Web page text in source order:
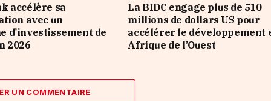
accélère sa
avec un
d’investissement de
2026
La BIDC engage plus de 510
millions de dollars US pour
accélérer le développement
Afrique de l’Ouest
UN COMMENTAIRE